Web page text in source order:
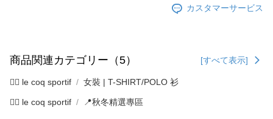
カスタマーサービス
商品関連カテゴリー（5） [すべて表示]
🚴‍♂️ le coq sportif 女裝 | T-SHIRT/POLO 衫
🚴‍♂️ le coq sportif 📍秋冬精選專區